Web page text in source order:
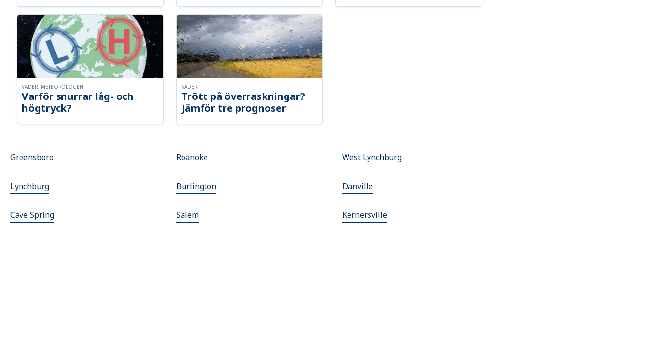
Varför snurrar låg- och
högtryck?
VÄDER, METEOROLOGEN
Trött på överraskningar?
Jämför tre prognoser
VÄDER
Greensboro Roanoke West Lynchburg
Lynchburg Burlington Danville
Cave Spring Salem Kernersville